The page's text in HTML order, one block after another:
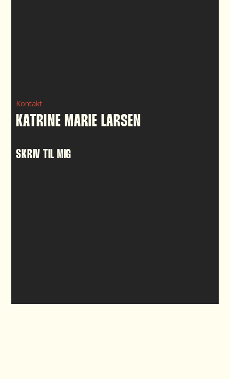
Kontakt
KATRINE MARIE LARSEN
SKRIV TIL MIG